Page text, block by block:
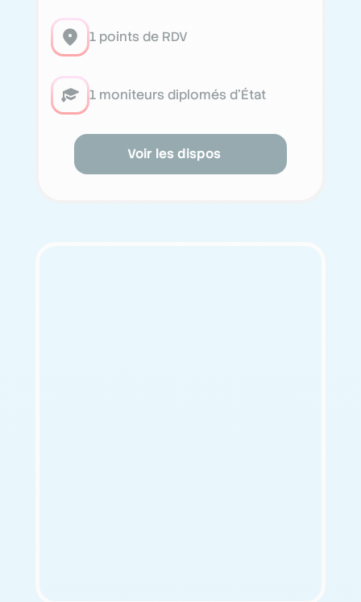
1 points de RDV
1 moniteurs diplomés d’État
Voir les dispos